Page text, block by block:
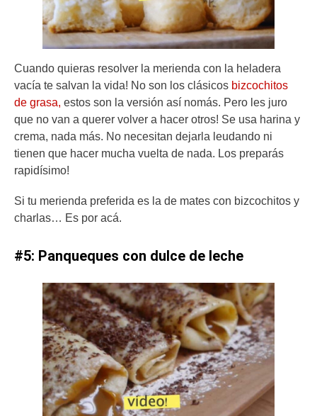
Cuando quieras resolver la merienda con la heladera
vacía te salvan la vida! No son los clásicos bizcochitos
de grasa, estos son la versión así nomás. Pero les juro
que no van a querer volver a hacer otros! Se usa harina y
crema, nada más. No necesitan dejarla leudando ni
tienen que hacer mucha vuelta de nada. Los preparás
rapidísimo!
Si tu merienda preferida es la de mates con bizcochitos y
charlas… Es por acá.
#5: Panqueques con dulce de leche